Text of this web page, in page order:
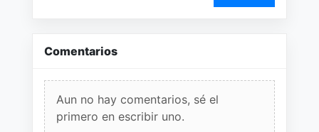
Comentarios
Aun no hay comentarios, sé el
primero en escribir uno.